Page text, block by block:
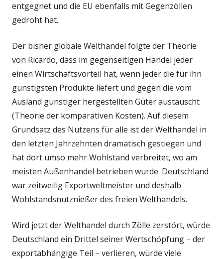
entgegnet und die EU ebenfalls mit Gegenzöllen
gedroht hat.
Der bisher globale Welthandel folgte der Theorie
von Ricardo, dass im gegenseitigen Handel jeder
einen Wirtschaftsvorteil hat, wenn jeder die für ihn
günstigsten Produkte liefert und gegen die vom
Ausland günstiger hergestellten Güter austauscht
(Theorie der komparativen Kosten). Auf diesem
Grundsatz des Nutzens für alle ist der Welthandel in
den letzten Jahrzehnten dramatisch gestiegen und
hat dort umso mehr Wohlstand verbreitet, wo am
meisten Außenhandel betrieben wurde. Deutschland
war zeitweilig Exportweltmeister und deshalb
Wohlstandsnutznießer des freien Welthandels.
Wird jetzt der Welthandel durch Zölle zerstört, würde
Deutschland ein Drittel seiner Wertschöpfung – der
exportabhängige Teil – verlieren, würde viele